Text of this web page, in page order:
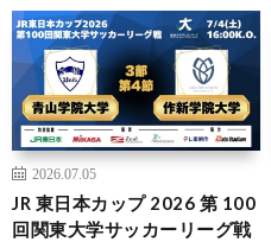
2026.07.05
JR 東日本カップ 2026 第 100
回関東大学サッカーリーグ戦